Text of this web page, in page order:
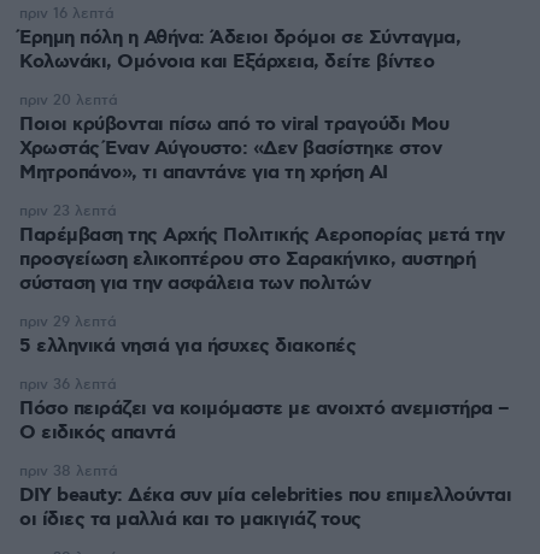
Έρημη πόλη η Αθήνα: Άδειοι δρόμοι σε Σύνταγμα,
Κολωνάκι, Ομόνοια και Εξάρχεια, δείτε βίντεο
πριν 16 λεπτά
Ποιοι κρύβονται πίσω από το viral τραγούδι Μου
Χρωστάς Έναν Αύγουστο: «Δεν βασίστηκε στον
Μητροπάνο», τι απαντάνε για τη χρήση AI
πριν 20 λεπτά
Παρέμβαση της Αρχής Πολιτικής Αεροπορίας μετά την
προσγείωση ελικοπτέρου στο Σαρακήνικο, αυστηρή
σύσταση για την ασφάλεια των πολιτών
πριν 23 λεπτά
5 ελληνικά νησιά για ήσυχες διακοπές
πριν 29 λεπτά
Πόσο πειράζει να κοιμόμαστε με ανοιχτό ανεμιστήρα –
Ο ειδικός απαντά
πριν 36 λεπτά
DIY beauty: Δέκα συν μία celebrities που επιμελλούνται
οι ίδιες τα μαλλιά και το μακιγιάζ τους
πριν 38 λεπτά